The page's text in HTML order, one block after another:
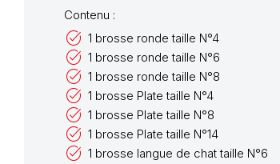
Contenu :
1 brosse ronde taille N°4
1 brosse ronde taille N°6
1 brosse ronde taille N°8
1 brosse Plate taille N°4
1 brosse Plate taille N°8
1 brosse Plate taille N°14
1 brosse langue de chat taille N°6